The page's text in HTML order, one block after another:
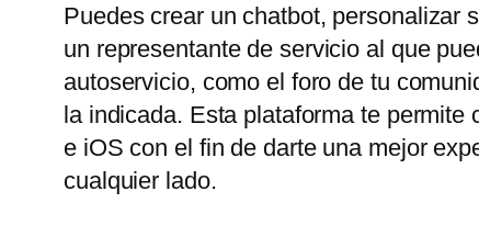
Puedes crear un chatbot, personalizar
un representante de servicio al que
autoservicio, como el foro de tu
la indicada. Esta plataforma te
e iOS con el fin de darte una mejor
cualquier lado.